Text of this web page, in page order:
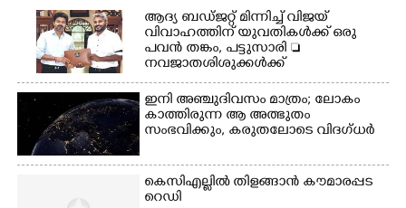
ആദ്യ ബഡ്ജറ്റ് മിന്നിച്ച് വിജയ്
വിവാഹത്തിന് യുവതികൾക്ക് ഒരു
പവൻ തങ്കം, പട്ടുസാരി 
നവജാതശിശുക്കൾക്ക്
സ്വർണമോതിരം  വിദ്യാർത്ഥികൾക്ക്
സൈക്കിൾ
ഇനി അഞ്ചുദിവസം മാത്രം; ലോകം
കാത്തിരുന്ന ആ അത്ഭുതം
സംഭവിക്കും, കരുതലോടെ വിദഗ്ധർ
കെസിഎല്ലിൽ തിളങ്ങാൻ കൗമാരപ്പട
റെഡി